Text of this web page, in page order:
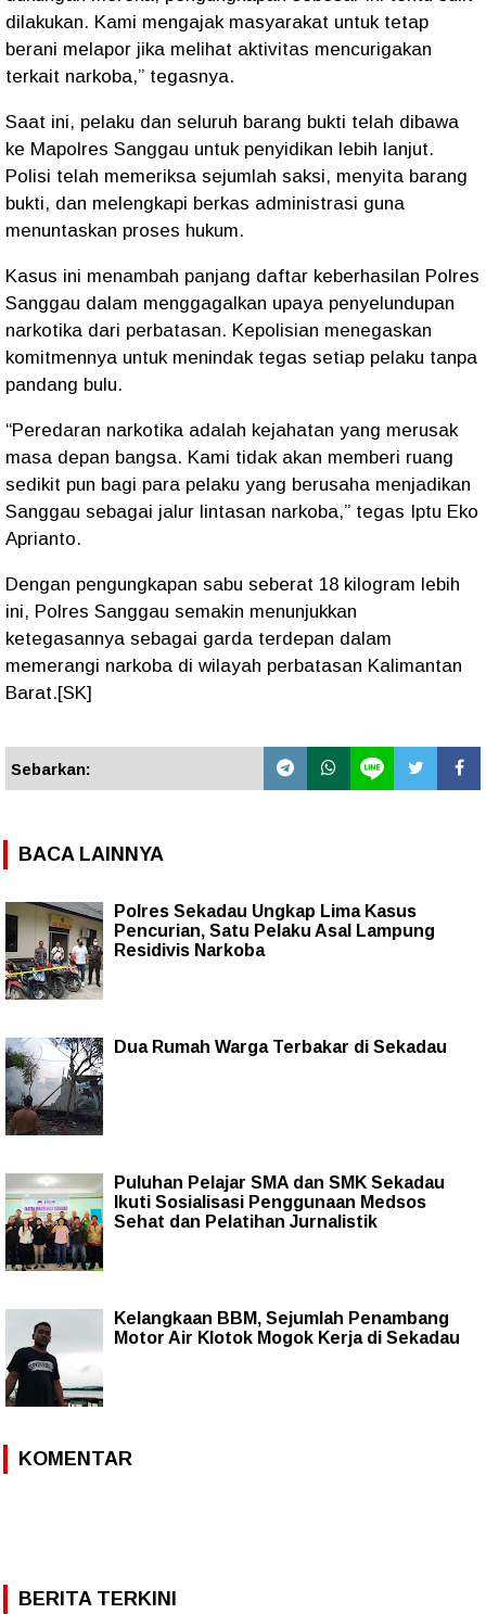
dilakukan. Kami mengajak masyarakat untuk tetap
berani melapor jika melihat aktivitas mencurigakan
terkait narkoba,” tegasnya.
Saat ini, pelaku dan seluruh barang bukti telah dibawa
ke Mapolres Sanggau untuk penyidikan lebih lanjut.
Polisi telah memeriksa sejumlah saksi, menyita barang
bukti, dan melengkapi berkas administrasi guna
menuntaskan proses hukum.
Kasus ini menambah panjang daftar keberhasilan Polres
Sanggau dalam menggagalkan upaya penyelundupan
narkotika dari perbatasan. Kepolisian menegaskan
komitmennya untuk menindak tegas setiap pelaku tanpa
pandang bulu.
“Peredaran narkotika adalah kejahatan yang merusak
masa depan bangsa. Kami tidak akan memberi ruang
sedikit pun bagi para pelaku yang berusaha menjadikan
Sanggau sebagai jalur lintasan narkoba,” tegas Iptu Eko
Aprianto.
Dengan pengungkapan sabu seberat 18 kilogram lebih
ini, Polres Sanggau semakin menunjukkan
ketegasannya sebagai garda terdepan dalam
memerangi narkoba di wilayah perbatasan Kalimantan
Barat.[SK]
Sebarkan:
BACA LAINNYA
Polres Sekadau Ungkap Lima Kasus
Pencurian, Satu Pelaku Asal Lampung
Residivis Narkoba
Dua Rumah Warga Terbakar di Sekadau
Puluhan Pelajar SMA dan SMK Sekadau
Ikuti Sosialisasi Penggunaan Medsos
Sehat dan Pelatihan Jurnalistik
Kelangkaan BBM, Sejumlah Penambang
Motor Air Klotok Mogok Kerja di Sekadau
KOMENTAR
BERITA TERKINI